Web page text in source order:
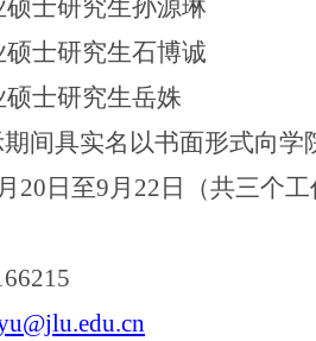
士研究生孙源琳
士研究生石博诚
士研究生岳姝
间具实名以书面形式向学
20 日至9月 22 日（共三个工